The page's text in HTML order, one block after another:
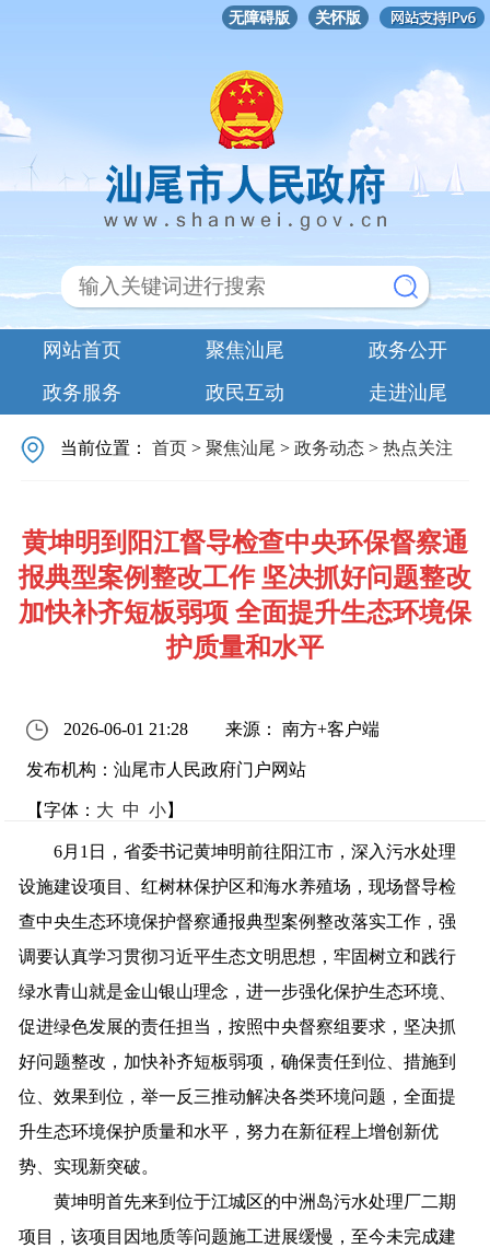
无障碍版 关怀版
网站首页 聚焦汕尾
政务公开
政务服务
政民互动 走进汕尾
当前位置：首页 >聚焦汕尾 >政务动态 >热点关注
黄坤明到阳江督导检查中央环保督察通
报典型案例整改工作 坚决抓好问题整改
加快补齐短板弱项 全面提升生态环境保
护质量和水平
2026-06-01 21:28 来源： 南方+客户端
发布机构：汕尾市人民政府门户网站
【字体： 大 中 小】
6月1日，省委书记黄坤明前往阳江市，深入污水处理
设施建设项目、红树林保护区和海水养殖场，现场督导检
查中央生态环境保护督察通报典型案例整改落实工作，强
调要认真学习贯彻习近平生态文明思想，牢固树立和践行
绿水青山就是金山银山理念，进一步强化保护生态环境、
促进绿色发展的责任担当，按照中央督察组要求，坚决抓
好问题整改，加快补齐短板弱项，确保责任到位、措施到
位、效果到位，举一反三推动解决各类环境问题，全面提
升生态环境保护质量和水平，努力在新征程上增创新优
势、实现新突破。
黄坤明首先来到位于江城区的中洲岛污水处理厂二期
项目，该项目因地质等问题施工进展缓慢，至今未完成建